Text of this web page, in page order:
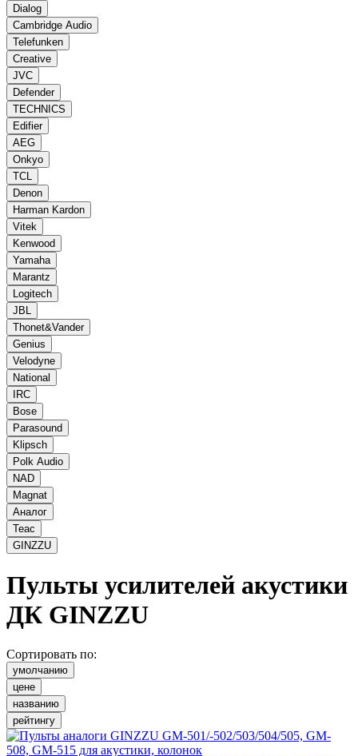
Dialog
Cambridge Audio
Telefunken
Creative
JVC
Defender
TECHNICS
Edifier
AEG
Onkyo
TCL
Denon
Harman Kardon
Vitek
Kenwood
Yamaha
Marantz
Logitech
JBL
Thonet&Vander
Genius
Velodyne
National
IRC
Bose
Parasound
Klipsch
Polk Audio
NAD
Magnat
Аналог
Teac
GINZZU
Пульты усилителей акустики
ДК GINZZU
Сортировать по:
умолчанию
цене
названию
рейтингу